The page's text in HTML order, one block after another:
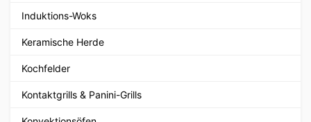
Induktions-Woks
Keramische Herde
Kochfelder
Kontaktgrills & Panini-Grills